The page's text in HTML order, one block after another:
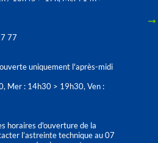
77
uniquement l'après-midi
Mer : 14h30 > 19h30, Ven :
horaires d'ouverture de la
l’astreinte technique au 07